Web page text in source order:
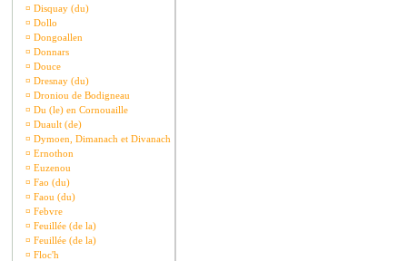
¤ Disquay (du)
¤ Dollo
¤ Dongoallen
¤ Donnars
¤ Douce
¤ Dresnay (du)
¤ Droniou de Bodigneau
¤ Du (le) en Cornouaille
¤ Duault (de)
¤ Dymoen, Dimanach et Divanach
¤ Ernothon
¤ Euzenou
¤ Fao (du)
¤ Faou (du)
¤ Febvre
¤ Feuillée (de la)
¤ Feuillée (de la)
¤ Floc'h